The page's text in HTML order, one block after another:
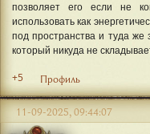
позволяет его если не
использовать как
под пространства и туда же
который никуда не
+5 Профиль
11-09-2025, 09:44:07